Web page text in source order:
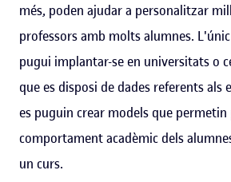
més, poden ajudar a personalitzar
professors amb molts alumnes.
pugui implantar-se en universitats o
que es disposi de dades referents als
es puguin crear models que permetin
comportament acadèmic dels
un curs.